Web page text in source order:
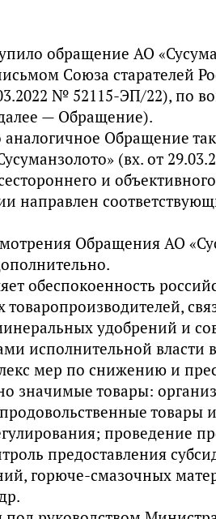
обращение АО
Союза старателей
№ 52115-ЭП/22), по
— Обращение).
Обращение
(вх. от
и
направлен
Обращения АО
обеспокоенность
товаропроизводителей,
удобрений и
исполнительной власти
мер по снижению и
значимые товары:
товары
проведение
предоставления
горюче-смазочных